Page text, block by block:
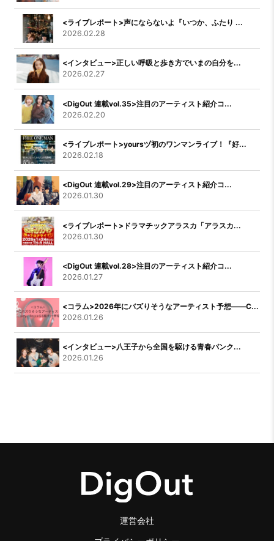
<ライブレポート>声にならないよ『いつか、ふたり ...
2026.02.28
<インタビュー>正しい呼吸と歩き方でいまの自分を...
2026.02.27
<DigOut 連載vol.35>注目のアーティスト紹介コ...
2026.02.20
<ライブレポート>yoursヅ初のワンマンライブ！『好...
2026.02.18
<DigOut 連載vol.29>注目のアーティスト紹介コ...
2026.01.30
<ライブレポート>ドラマチックアラスカ「アラスカ...
2026.01.30
<DigOut 連載vol.28>注目のアーティスト紹介コ...
2026.01.27
<コラム>2026年にバズりそうなアーティスト予想――C...
2026.01.26
<インタビュー>八王子から全国を駆ける青春パンク...
2026.01.26
運営会社